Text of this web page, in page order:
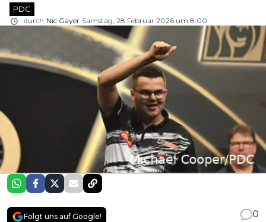
PDC
durch Nic Gayer Samstag, 28 Februar 2026 um 8:00
Folgt uns auf Google!
0